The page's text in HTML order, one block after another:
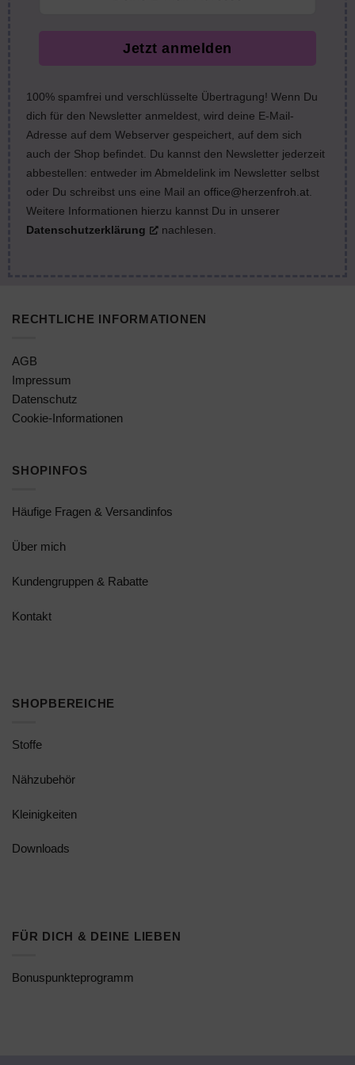
Jetzt anmelden
100% spamfrei und verschlüsselte Übertragung! Wenn Du
dich für den Newsletter anmeldest, wird deine E-Mail-
Adresse auf dem Webserver gespeichert, auf dem sich
auch der Shop befindet. Du kannst den Newsletter jederzeit
abbestellen: entweder im Abmeldelink im Newsletter selbst
oder Du schreibst uns eine Mail an office@herzenfroh.at.
Weitere Informationen hierzu kannst Du in unserer
Datenschutzerklärung
nachlesen.
RECHTLICHE INFORMATIONEN
AGB
Impressum
Datenschutz
Cookie-Informationen
SHOPINFOS
Häufige Fragen & Versandinfos
Über mich
Kundengruppen & Rabatte
Kontakt
SHOPBEREICHE
Stoffe
Nähzubehör
Kleinigkeiten
Downloads
FÜR DICH & DEINE LIEBEN
Bonuspunkteprogramm